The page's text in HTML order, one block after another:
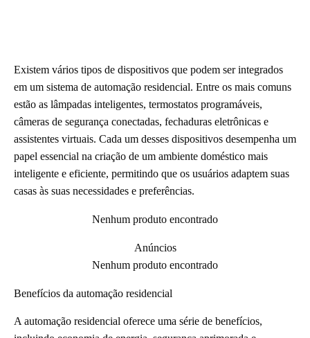
Existem vários tipos de dispositivos que podem ser integrados
em um sistema de automação residencial. Entre os mais comuns
estão as lâmpadas inteligentes, termostatos programáveis,
câmeras de segurança conectadas, fechaduras eletrônicas e
assistentes virtuais. Cada um desses dispositivos desempenha um
papel essencial na criação de um ambiente doméstico mais
inteligente e eficiente, permitindo que os usuários adaptem suas
casas às suas necessidades e preferências.
Nenhum produto encontrado
Anúncios
Nenhum produto encontrado
Benefícios da automação residencial
A automação residencial oferece uma série de benefícios,